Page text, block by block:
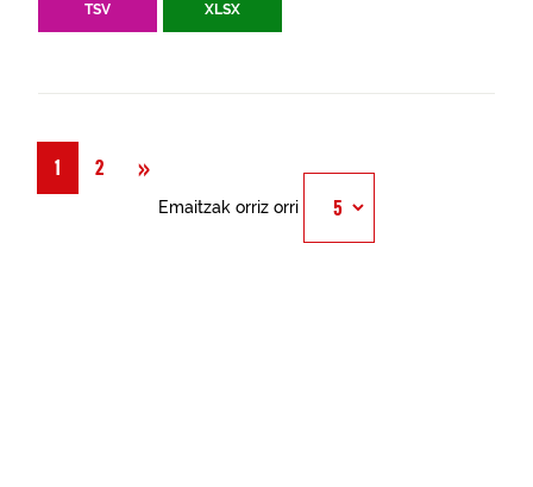
TSV XLSX
1 2 »Hurrengoa
Emaitzak orriz orri